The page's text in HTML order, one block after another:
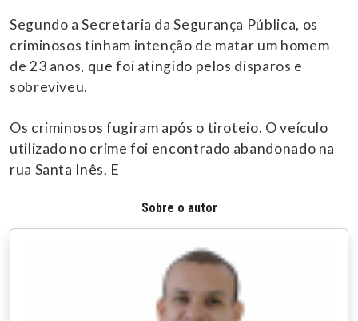
Segundo a Secretaria da Segurança Pública, os
criminosos tinham intenção de matar um homem
de 23 anos, que foi atingido pelos disparos e
sobreviveu.
Os criminosos fugiram após o tiroteio. O veículo
utilizado no crime foi encontrado abandonado na
rua Santa Inês. E
Sobre o autor